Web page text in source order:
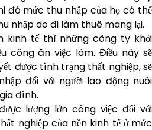
đó mức thu nhập của họ có thể
nhập do đi làm thuê mang lại.
kinh tế thì những công ty khởi
công ăn việc làm. Điều này sẽ
được tình trạng thất nghiệp, sẽ
đối với người lao động nuôi
đình.
lượng lớn công việc đối với
nghiệp của nền kinh tế ở mức